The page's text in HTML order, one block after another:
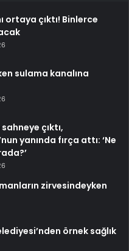
ortaya çıktı! Binlerce
sulama kanalına
çıktı,
yanında fırça attı: ‘Ne
zirvesindeyken
örnek sağlık